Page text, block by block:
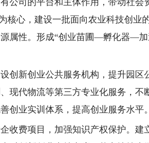
核心，建设一批面向农业科技创业
属性。形成“创业苗圃—孵化器—
创新创业公共服务机构，提升园区
现代物流等第三方专业化服务，不
创业实训体系，提高创业服务水平。
收费项目，加强知识产权保护。建